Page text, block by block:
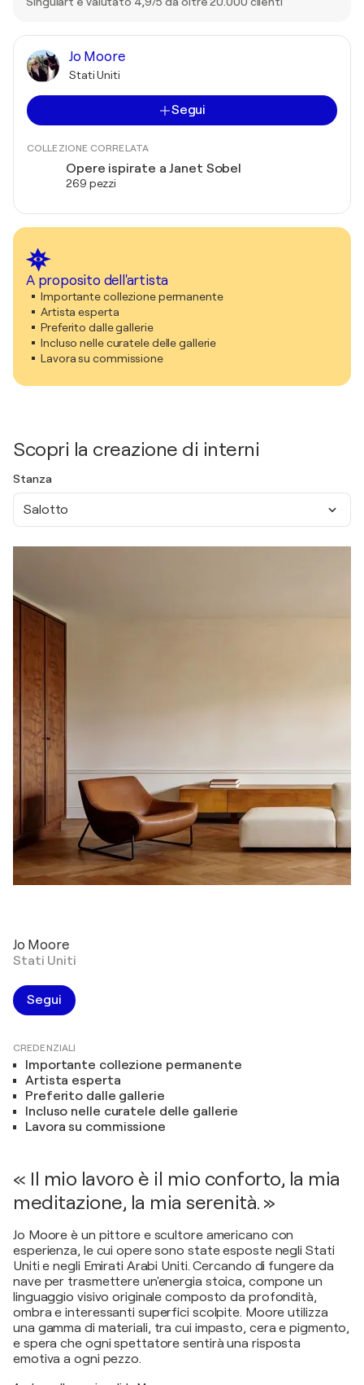
Jo Moore
Stati Uniti
Segui
COLLEZIONE CORRELATA
Opere ispirate a Janet Sobel
269 pezzi
A proposito dell'artista
Importante collezione permanente
Artista esperta
Preferito dalle gallerie
Incluso nelle curatele delle gallerie
Lavora su commissione
Scopri la creazione di interni
Stanza
Salotto
Jo Moore
Stati Uniti
Segui
CREDENZIALI
Importante collezione permanente
Artista esperta
Preferito dalle gallerie
Incluso nelle curatele delle gallerie
Lavora su commissione
« Il mio lavoro è il mio conforto, la mia
meditazione, la mia serenità. »
Jo Moore è un pittore e scultore americano con
esperienza, le cui opere sono state esposte negli Stati
Uniti e negli Emirati Arabi Uniti. Cercando di fungere da
nave per trasmettere un'energia stoica, compone un
linguaggio visivo originale composto da profondità,
ombra e interessanti superfici scolpite. Moore utilizza
una gamma di materiali, tra cui impasto, cera e pigmento,
e spera che ogni spettatore sentirà una risposta
emotiva a ogni pezzo.